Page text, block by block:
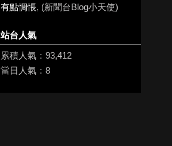
有點惆悵, (新聞台Blog小天使)
站台人氣
累積人氣： 93,412
當日人氣： 8